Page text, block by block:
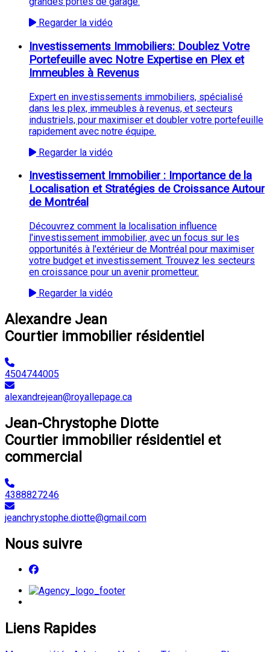
Regarder la vidéo
Investissements Immobiliers: Doublez Votre
Portefeuille avec Notre Expertise en Plex et
Immeubles à Revenus
Expert en investissements immobiliers, spécialisé
dans les plex, immeubles à revenus, et secteurs
industriels, pour maximiser et doubler votre portefeuille
rapidement avec notre équipe.
Regarder la vidéo
Investissement Immobilier : Importance de la
Localisation et Stratégies de Croissance Autour
de Montréal
Découvrez comment la localisation influence
l'investissement immobilier, avec un focus sur les
opportunités à l'extérieur de Montréal pour maximiser
votre budget et investissement. Trouvez les secteurs
en croissance pour un avenir prometteur.
Regarder la vidéo
Alexandre Jean
Courtier immobilier résidentiel
4504744005
alexandrejean@royallepage.ca
Jean-Chrystophe Diotte
Courtier immobilier résidentiel et
commercial
4388827246
jeanchrystophe.diotte@gmail.com
Nous suivre
Liens Rapides